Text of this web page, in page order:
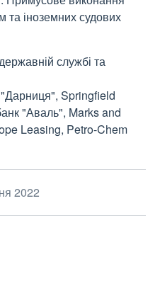
та іноземних судових
службі та
Springfield
"Аваль", Marks and
Leasing, Petro-Chem
2022